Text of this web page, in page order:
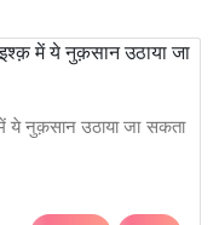
ये नुक़सान उठाया जा सकता